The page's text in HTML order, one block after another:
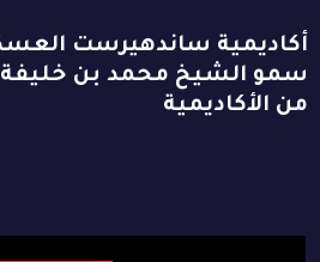
أكاديمية ساندهيرست
سمو الشيخ محمد بن خليفة
من الأكاديمية